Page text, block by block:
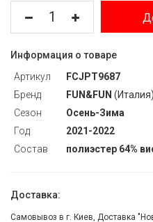
Информация о товаре
Артикул
FCJPT9687
Бренд
FUN&FUN (Италия)
Сезон
Осень-Зима
Год
2021-2022
Состав
полиэстер 64%
Доставка:
Самовывоз в г. Киев, Доставка